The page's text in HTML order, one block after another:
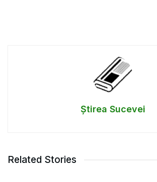
Știrea Sucevei
Related Stories